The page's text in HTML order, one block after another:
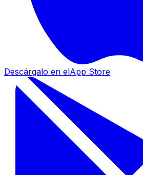
Descárgalo en elApp Store